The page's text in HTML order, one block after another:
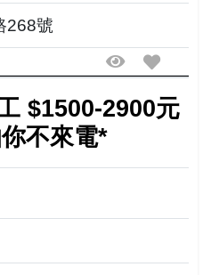
268號
$1500-2900元
不來電*